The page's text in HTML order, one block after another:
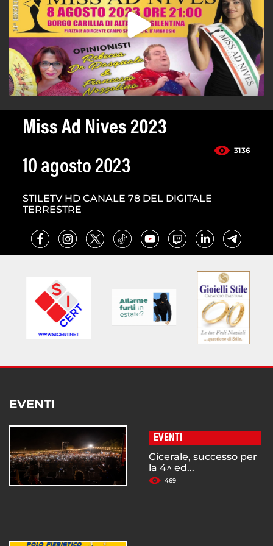
Miss Ad Nives 2023
3136
10 agosto 2023
STILETV HD CANALE 78 DEL DIGITALE
TERRESTRE
EVENTI
EVENTI
Cicerale, successo per
la 4^ ed...
469